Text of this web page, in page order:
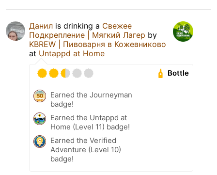
Данил is drinking a Свежее
Подкрепление | Мягкий Лагер by
KBREW | Пивоварня в Кожевниково
at Untappd at Home
Bottle
Earned the Journeyman
badge!
Earned the Untappd at
Home (Level 11) badge!
Earned the Verified
Adventure (Level 10)
badge!